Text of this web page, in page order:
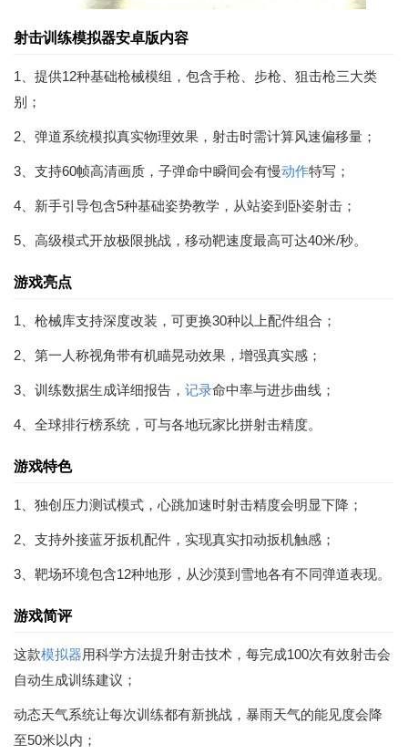
射击训练模拟器安卓版内容
1、提供12种基础枪械模组，包含手枪、步枪、狙击枪三大类
别；
2、弹道系统模拟真实物理效果，射击时需计算风速偏移量；
3、支持60帧高清画质，子弹命中瞬间会有慢动作特写；
4、新手引导包含5种基础姿势教学，从站姿到卧姿射击；
5、高级模式开放极限挑战，移动靶速度最高可达40米/秒。
游戏亮点
1、枪械库支持深度改装，可更换30种以上配件组合；
2、第一人称视角带有机瞄晃动效果，增强真实感；
3、训练数据生成详细报告， 记录命中率与进步曲线；
4、全球排行榜系统，可与各地玩家比拼射击精度。
游戏特色
1、独创压力测试模式，心跳加速时射击精度会明显下降；
2、支持外接蓝牙扳机配件，实现真实扣动扳机触感；
3、靶场环境包含12种地形，从沙漠到雪地各有不同弹道表现。
游戏简评
这款模拟器用科学方法提升射击技术，每完成100次有效射击会
自动生成训练建议；
动态天气系统让每次训练都有新挑战，暴雨天气的能见度会降
至50米以内；